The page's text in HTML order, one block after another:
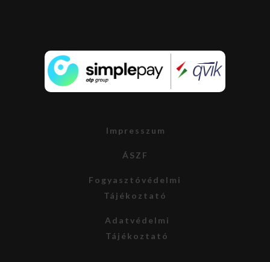
Impresszum
ÁSZF
Fogyasztóvédelmi
Tájékoztató
Adatvédelmi
Tájékoztató